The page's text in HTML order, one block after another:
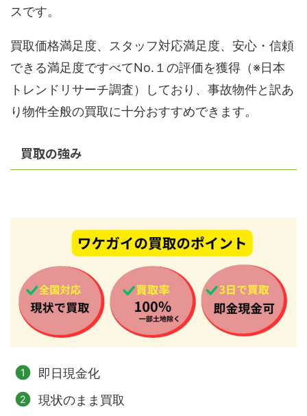
スです。
買取価格満足度、スタッフ対応満足度、安心・信頼
できる満足度ですべてNo.１の評価を獲得（※日本
トレンドリサーチ調査）しており、事故物件と訳あ
り物件全般の買取に十分おすすめできます。
買取の強み
即日現金化
現状のまま買取